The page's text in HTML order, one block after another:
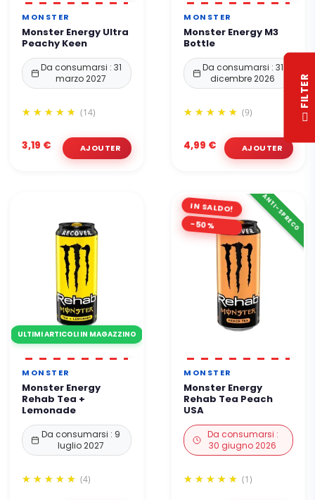
MONSTER
Monster Energy Ultra
Peachy Keen
Da consumarsi : 31
marzo 2027
(14)
3,19 €
MONSTER
Monster Energy M3
Bottle
Da consumarsi : 31
dicembre 2026
(9)
4,99 €
ULTIMI ARTICOLI IN MAGAZZINO
MONSTER
Monster Energy
Rehab Tea +
Lemonade
Da consumarsi : 9
luglio 2027
(4)
IN SALDO!
-50% ANTI-SPRECO
MONSTER
Monster Energy
Rehab Tea Peach
USA
Da consumarsi :
30 giugno 2026
(1)
R